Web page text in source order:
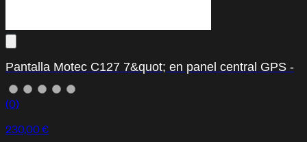
HPA KIT CONFIGURATOR
Pantalla Motec C127 7&quot; en panel central GPS -
(0)
230,00 €